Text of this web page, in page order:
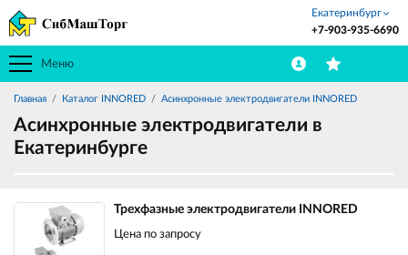
Меню
Екатеринбург
+7-903-935-6690
Главная Каталог INNORED Асинхронные электродвигатели INNORED
Асинхронные электродвигатели в
Екатеринбурге
Трехфазные электродвигатели INNORED
Цена по запросу